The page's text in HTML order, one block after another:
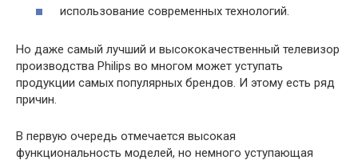
использование современных технологий.
Но даже самый лучший и высококачественный телевизор
производства Philips во многом может уступать
продукции самых популярных брендов. И этому есть ряд
причин.
В первую очередь отмечается высокая
функциональность моделей, но немного уступающая